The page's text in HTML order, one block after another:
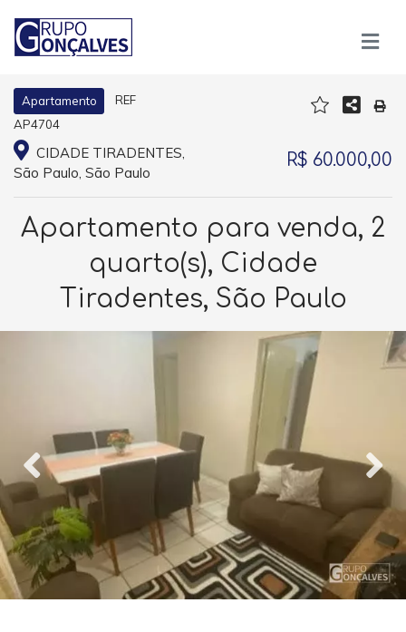
Apartamento
REF
AP4704
CIDADE TIRADENTES,
São Paulo, São Paulo
R$ 60.000,00
Apartamento para venda, 2
quarto(s), Cidade
Tiradentes, São Paulo